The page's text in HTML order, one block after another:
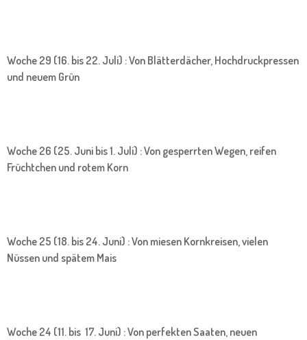
Woche 29 (16. bis 22. Juli) : Von Blätterdächer, Hochdruckpressen
und neuem Grün
Woche 26 (25. Juni bis 1. Juli) : Von gesperrten Wegen, reifen
Früchtchen und rotem Korn
Woche 25 (18. bis 24. Juni) : Von miesen Kornkreisen, vielen
Nüssen und spätem Mais
Woche 24 (11. bis 17. Juni) : Von perfekten Saaten, neuen